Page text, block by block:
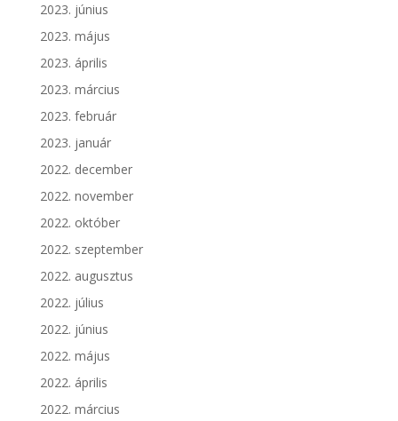
2023. június
2023. május
2023. április
2023. március
2023. február
2023. január
2022. december
2022. november
2022. október
2022. szeptember
2022. augusztus
2022. július
2022. június
2022. május
2022. április
2022. március